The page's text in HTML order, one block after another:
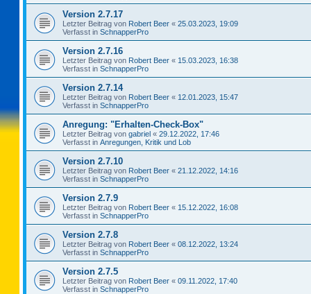
Version 2.7.17
Letzter Beitrag von Robert Beer « 25.03.2023, 19:09
Verfasst in SchnapperPro
Version 2.7.16
Letzter Beitrag von Robert Beer « 15.03.2023, 16:38
Verfasst in SchnapperPro
Version 2.7.14
Letzter Beitrag von Robert Beer « 12.01.2023, 15:47
Verfasst in SchnapperPro
Anregung: "Erhalten-Check-Box"
Letzter Beitrag von gabriel « 29.12.2022, 17:46
Verfasst in Anregungen, Kritik und Lob
Version 2.7.10
Letzter Beitrag von Robert Beer « 21.12.2022, 14:16
Verfasst in SchnapperPro
Version 2.7.9
Letzter Beitrag von Robert Beer « 15.12.2022, 16:08
Verfasst in SchnapperPro
Version 2.7.8
Letzter Beitrag von Robert Beer « 08.12.2022, 13:24
Verfasst in SchnapperPro
Version 2.7.5
Letzter Beitrag von Robert Beer « 09.11.2022, 17:40
Verfasst in SchnapperPro